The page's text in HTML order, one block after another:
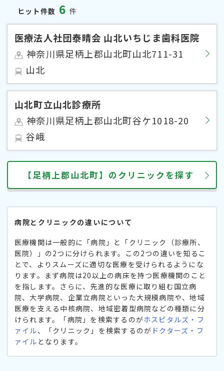
ヒット件数 6 件
医療法人社団泰晴会 山北いちじま歯科医院
神奈川県足柄上郡山北町山北711-31
山北
山北町立山北診療所
神奈川県足柄上郡山北町谷ケ1018-20
谷峨
【足柄上郡山北町】のクリニックを探す
病院とクリニックの違いについて
医療機関は一般的に「病院」と「クリニック（診療所、
医院）」の2つに分けられます。この2つの違いを知るこ
とで、よりスムーズに適切な医療を受けられるようにな
ります。まず病院は20以上の病床を持つ医療機関のこと
を指します。さらに、先進的な医療に取り組む国立病
院、大学病院、企業立病院といった大規模病院や、地域
医療を支える中核病院、地域密着型病院などの種類に分
けられます。「病院」を検索するのがホスピタルズ・フ
ァイル、「クリニック」を検索するのが ドクターズ・フ
ァイル となります。